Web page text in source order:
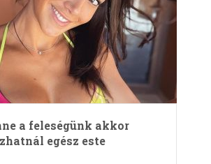
a feleségünk akkor
egész este